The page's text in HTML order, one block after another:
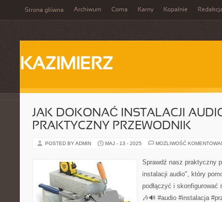
Strona główna Archiwum Coma Karny Kopalnie
KAZIMIERZ
JAK DOKONAĆ INSTALACJI
PRAKTYCZNY PRZEWODNIK
POSTED BY ADMIN MAJ - 13 - 2025 MOŻLIWOŚĆ
Sprawdź nasz praktyczny
instalacji audio", który
podłączyć i skonfigurować
🎶🔊 #audio #instalacja